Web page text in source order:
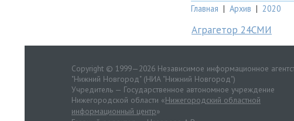
Главная | Архив | 2020
Аграгетор 24СМИ
Copyright © 1999—2026 Независимое информационное
"Нижний Новгород" (НИА "Нижний Новгород")
Учредитель — Государственное автономное учреждение
Нижегородской области «Нижегородский областной
информационный центр»